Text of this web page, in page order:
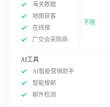
海关数据
地图获客
在线搜
广交会采购商
不限
AI工具
AI智能营销助手
智能搜邮
邮件检测